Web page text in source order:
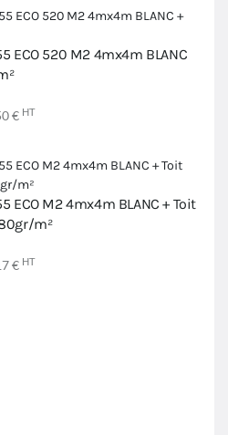
ECO 520 M2 4mx4m BLANC
€ HT
ECO M2 4mx4m BLANC + Toit
m²
€ HT